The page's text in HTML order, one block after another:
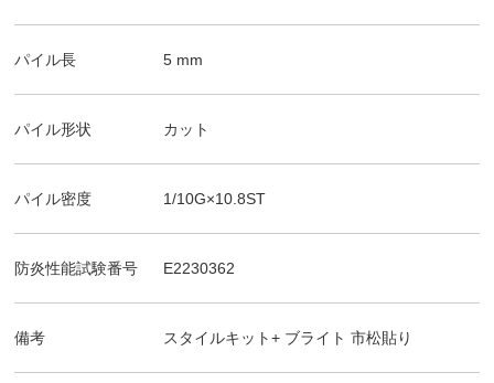
パイル長 5 mm
パイル形状 カット
パイル密度 1/10G×10.8ST
防炎性能試験番号 E2230362
備考 スタイルキット+ ブライト 市松貼り